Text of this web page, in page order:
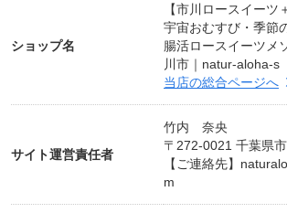
学プログラムでシアトルから車で２
シントン州レイシーに留学。
帰国後、「もっと英語が話せるよ
「（ゼミのテーマだった）文化人類
学院で学びたい！」と、大学卒業後
が出来るよう、就職活動の代わりに
ショップ名
【市川ロースイーツ
宇宙おむすび・季節
腸活ロースイーツメ
川市｜natur-aloha-s
当店の総合ページへ
サイト運営責任者
竹内 奈央
〒272-0021 千葉県
【ご連絡先】
m